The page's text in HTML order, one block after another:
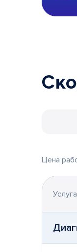
Цена
Услуга